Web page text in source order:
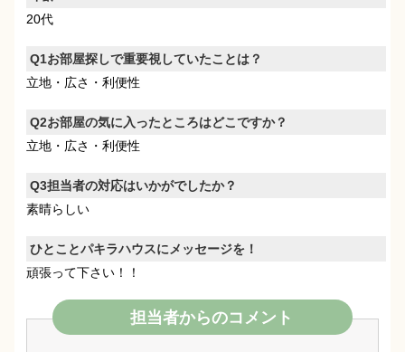
20代
Q1お部屋探しで重要視していたことは？
立地・広さ・利便性
Q2お部屋の気に入ったところはどこですか？
立地・広さ・利便性
Q3担当者の対応はいかがでしたか？
素晴らしい
ひとことパキラハウスにメッセージを！
頑張って下さい！！
担当者からのコメント